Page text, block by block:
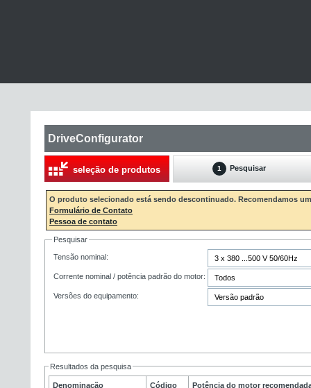
DriveConfigurator
seleção de produtos 1 Pesquisar
O produto selecionado está sendo descontinuado. Recomendamos
Formulário de Contato
Pessoa de contato
Pesquisar
Tensão nominal:
Corrente nominal / potência padrão do motor:
Versões do equipamento:
Resultados da pesquisa
Denominação Código Potência do motor